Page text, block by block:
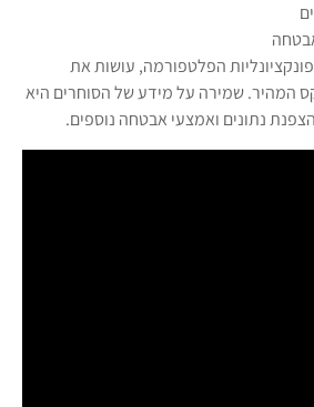
הפלטפורמה, עושות את
המהיר. שמירה על מידע של הסוחרים היא
נתונים ואמצעי אבטחה נוספים.